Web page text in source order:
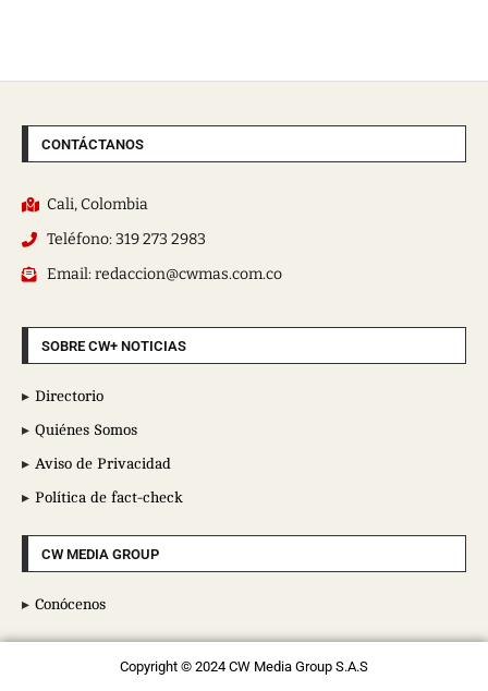
CONTÁCTANOS
Cali, Colombia
Teléfono: 319 273 2983
Email: redaccion@cwmas.com.co
SOBRE CW+ NOTICIAS
Directorio
Quiénes Somos
Aviso de Privacidad
Política de fact-check
CW MEDIA GROUP
Conócenos
Copyright © 2024 CW Media Group S.A.S